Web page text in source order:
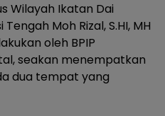
Wilayah Ikatan Dai
Moh Rizal, S.HI, MH
oleh BPIP
seakan menempatkan
dua tempat yang